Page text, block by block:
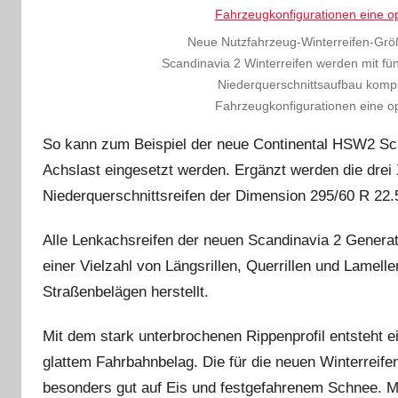
Neue Nutzfahrzeug-Winterreifen-
Scandinavia 2 Winterreifen werden mit
Niederquerschnittsaufbau
Fahrzeugkonfigurationen eine
So kann zum Beispiel der neue Continental HSW2
Achslast eingesetzt werden. Ergänzt werden die drei
Niederquerschnittsreifen der Dimension 295/60 R
Alle Lenkachsreifen der neuen Scandinavia 2
einer Vielzahl von Längsrillen, Querrillen und
Straßenbelägen herstellt.
Mit dem stark unterbrochenen Rippenprofil entsteht
glattem Fahrbahnbelag. Die für die neuen
besonders gut auf Eis und festgefahrenem Schnee.